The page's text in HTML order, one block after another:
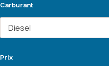
Carburant
Prix